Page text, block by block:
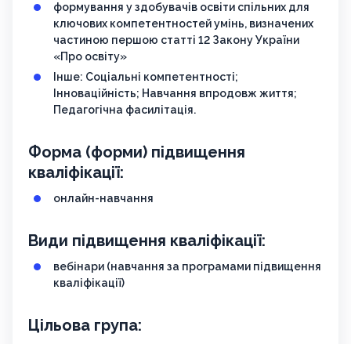
формування у здобувачів освіти спільних для
ключових компетентностей умінь, визначених
частиною першою статті 12 Закону України
«Про освіту»
Інше: Соціальні компетентності;
Інноваційність; Навчання впродовж життя;
Педагогічна фасилітація.
Форма (форми) підвищення
кваліфікації:
онлайн-навчання
Види підвищення кваліфікації:
вебінари (навчання за програмами підвищення
кваліфікації)
Цільова група: